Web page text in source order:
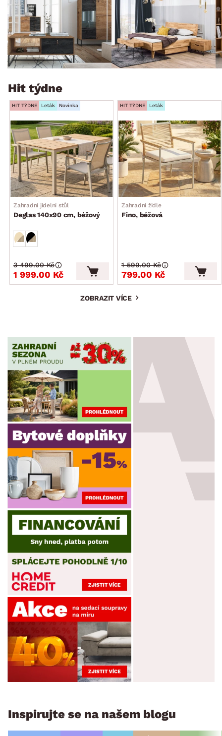
Hit týdne
HIT TÝDNE Leták Novinka
Zahradní jídelní stůl
Deglas 140x90 cm, béžový
1 999.00 Kč
3 499.00 Kč
HIT TÝDNE Leták
Zahradní židle
Fino, béžová
799.00 Kč
1 599.00 Kč
ZOBRAZIT VÍCE
Inspirujte se na našem blogu